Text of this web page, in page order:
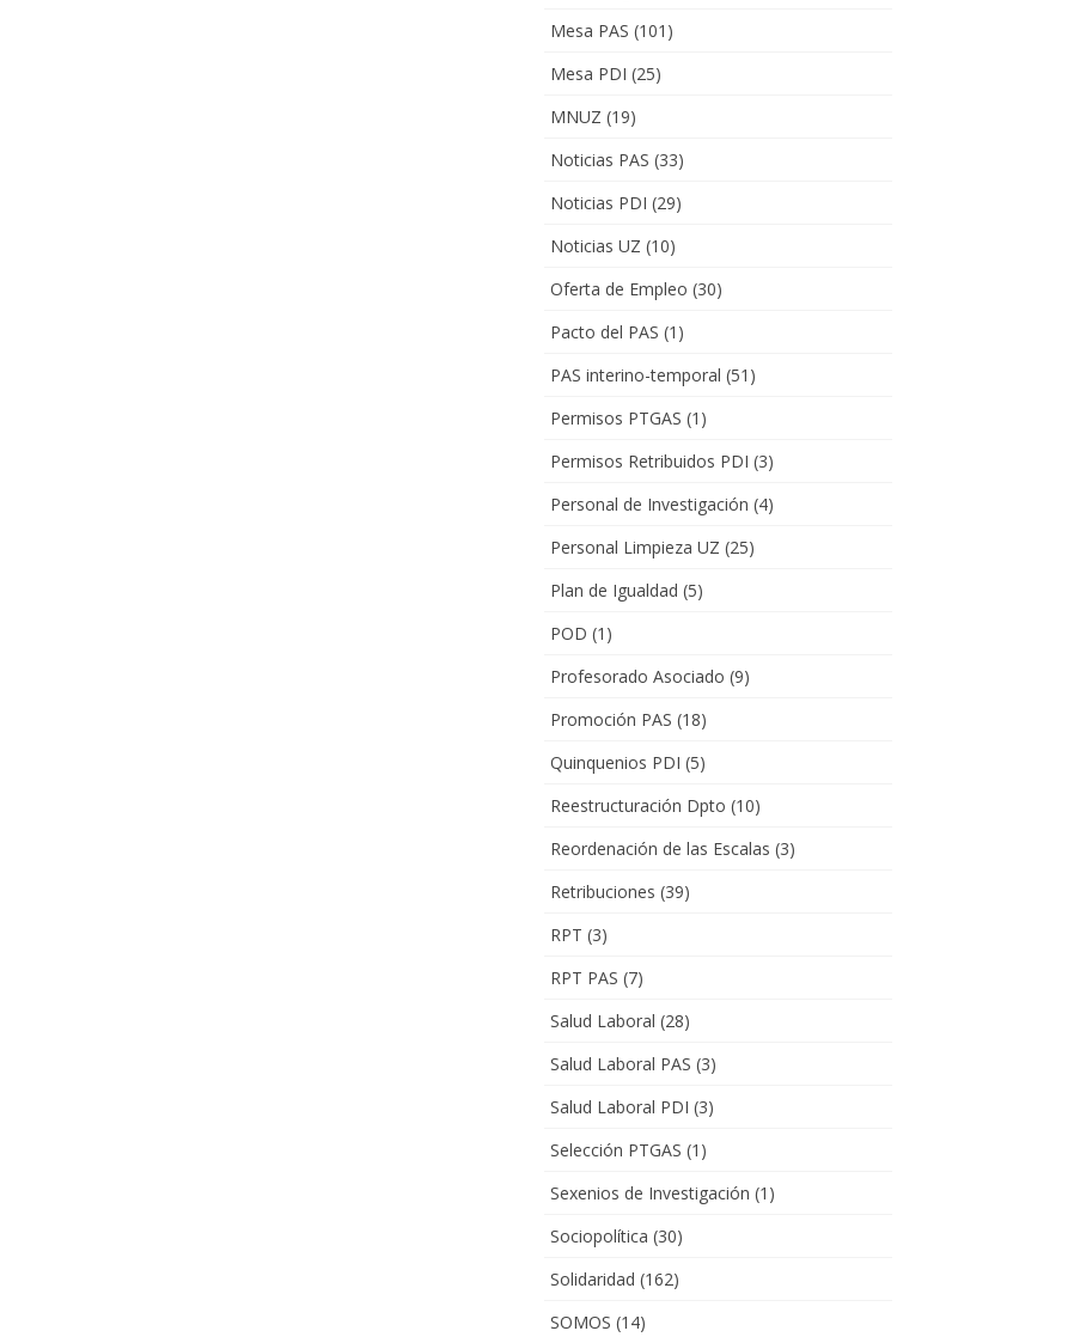
Mesa PAS (101)
Mesa PDI (25)
MNUZ (19)
Noticias PAS (33)
Noticias PDI (29)
Noticias UZ (10)
Oferta de Empleo (30)
Pacto del PAS (1)
PAS interino-temporal (51)
Permisos PTGAS (1)
Permisos Retribuidos PDI (3)
Personal de Investigación (4)
Personal Limpieza UZ (25)
Plan de Igualdad (5)
POD (1)
Profesorado Asociado (9)
Promoción PAS (18)
Quinquenios PDI (5)
Reestructuración Dpto (10)
Reordenación de las Escalas (3)
Retribuciones (39)
RPT (3)
RPT PAS (7)
Salud Laboral (28)
Salud Laboral PAS (3)
Salud Laboral PDI (3)
Selección PTGAS (1)
Sexenios de Investigación (1)
Sociopolítica (30)
Solidaridad (162)
SOMOS (14)